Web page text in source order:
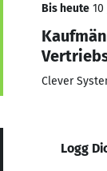
Bis heute 10
Clever
Logg